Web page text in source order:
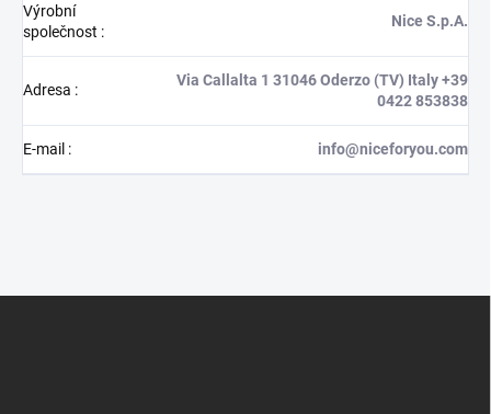
Výrobní
společnost :
Nice S.p.A.
Adresa :
Via Callalta 1 31046 Oderzo (TV) Italy +39
0422 853838
E-mail : info@niceforyou.com